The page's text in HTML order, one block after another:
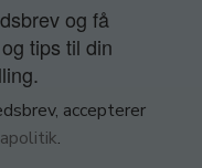
og få
tips til din
accepterer
.